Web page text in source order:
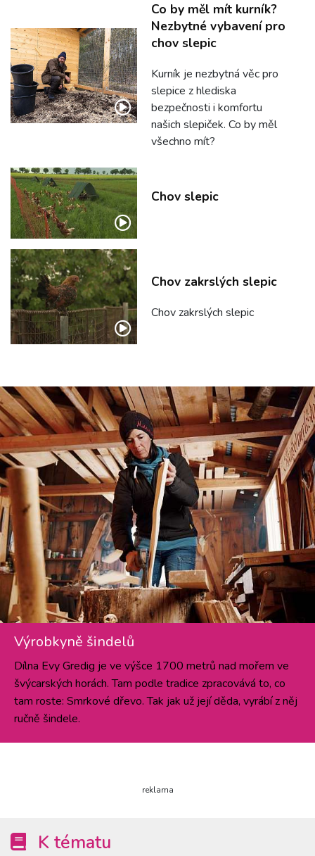
Co by měl mít kurník?
Nezbytné vybavení pro
chov slepic
Kurník je nezbytná věc pro
slepice z hlediska
bezpečnosti i komfortu
našich slepiček. Co by měl
všechno mít?
Chov slepic
Chov zakrslých slepic
Chov zakrslých slepic
Výrobkyně šindelů
Dílna Evy Gredig je ve výšce 1700 metrů nad mořem ve
švýcarských horách. Tam podle tradice zpracovává to, co
tam roste: Smrkové dřevo. Tak jak už její děda, vyrábí z něj
ručně šindele.
reklama
K tématu